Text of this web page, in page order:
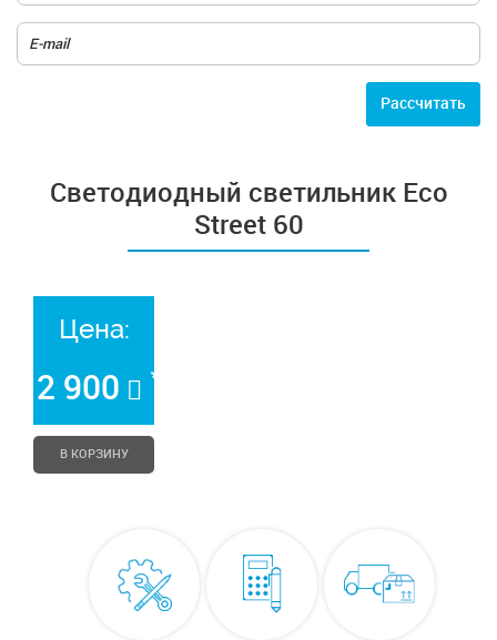
Расcчитать
Светодиодный светильник Eco
Street 60
Цена:
2 900 *
В КОРЗИНУ